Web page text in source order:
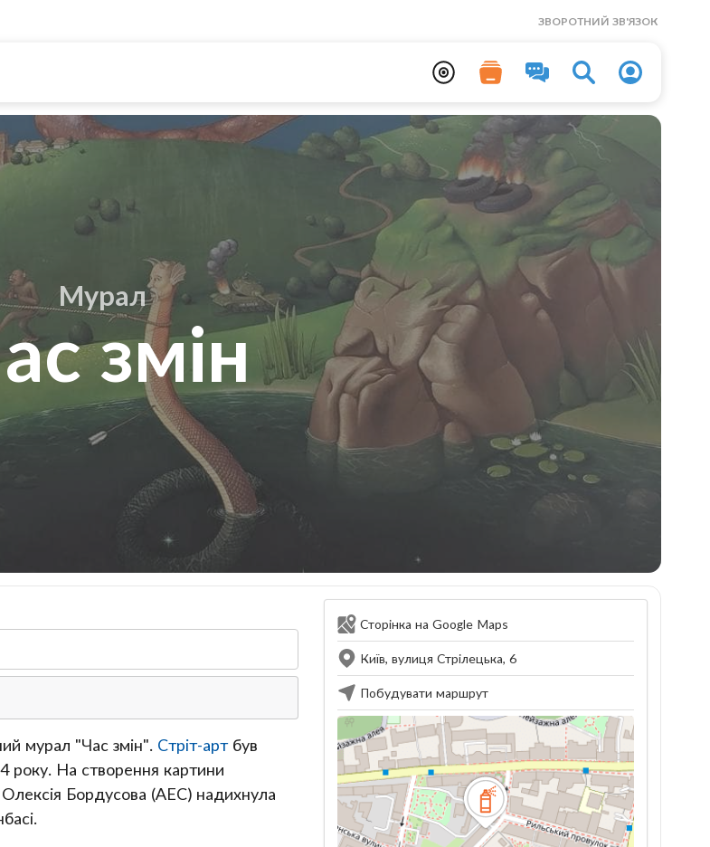
ЗВОРОТНИЙ ЗВ'ЯЗОК
Мурал
змін
мурал "Час змін". Стріт-артбув
року. На створення картини
Бордусова (АЕС) надихнула
Сторінка на Google Maps
Київ, вулиця Стрілецька, 6
Побудувати маршрут